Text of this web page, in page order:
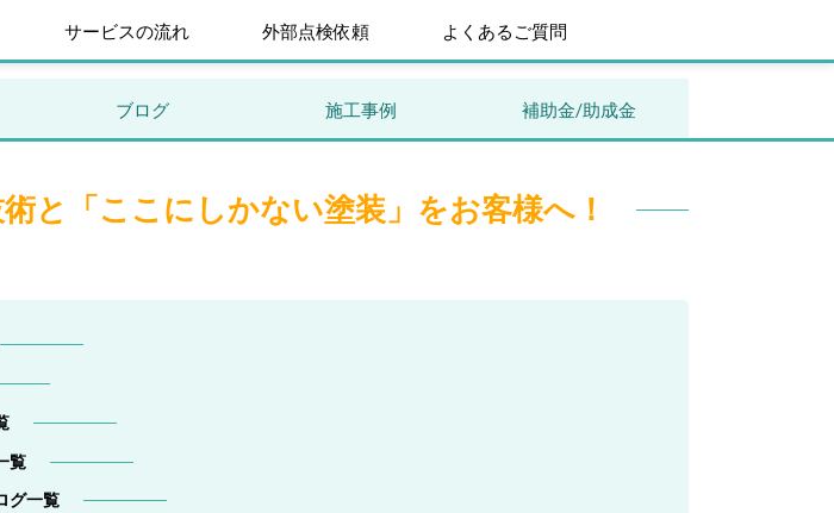
サービスの流れ 外部点検依頼 よくあるご質問
ブログ 施工事例 補助金/助成金
と「ここにしかない塗装」をお客様へ！
覧
グ一覧